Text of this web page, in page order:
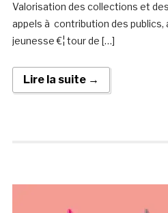
Valorisation des collections et
appels à contribution des
jeunesse €¦ tour de […]
Lire la suite →